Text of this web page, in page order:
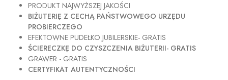
PRODUKT NAJWYŻSZEJ JAKOŚCI
BIŻUTERIĘ Z CECHĄ PAŃSTWOWEGO URZĘDU
PROBIERCZEGO
EFEKTOWNE PUDEŁKO JUBILERSKIE- GRATIS
ŚCIERECZKĘ DO CZYSZCZENIA BIŻUTERII- GRATIS
GRAWER - GRATIS
CERTYFIKAT AUTENTYCZNOŚCI